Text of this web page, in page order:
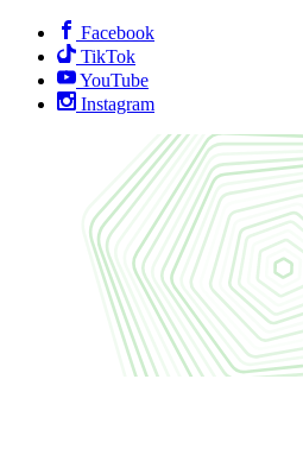
Facebook
TikTok
YouTube
Instagram